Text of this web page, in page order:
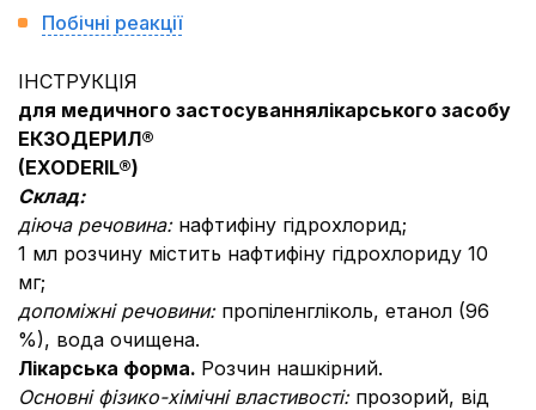
Побічні реакції
ІНСТРУКЦІЯ
для медичного застосуваннялікарського засобу
ЕКЗОДЕРИЛ®
(EXODERIL®)
Склад:
діюча речовина: нафтифіну гідрохлорид;
1 мл розчину містить нафтифіну гідрохлориду 10
мг;
допоміжні речовини: пропіленгліколь, етанол (96
%), вода очищена.
Лікарська форма. Розчин нашкірний.
Основні фізико-хімічні властивості: прозорий, від